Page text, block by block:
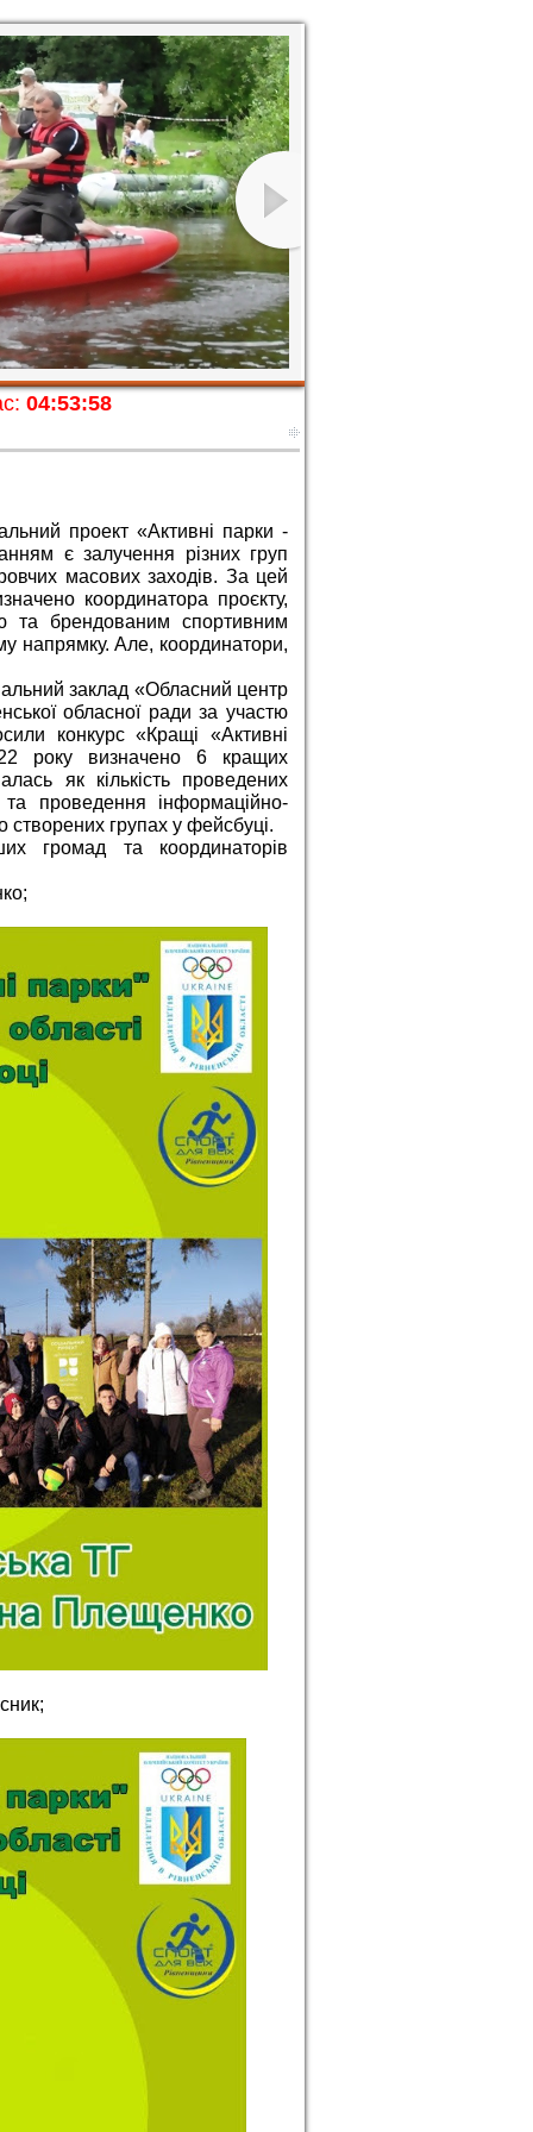
04:54:00
проект «Активні парки -
є залучення різних груп
масових заходів. За цей
координатора проєкту,
та брендованим спортивним
напрямку. Але, координатори,
заклад «Обласний центр
обласної ради за участю
конкурс «Кращі «Активні
року визначено 6 кращих
як кількість проведених
та проведення інформаційно-
створених групах у фейсбуці.
громад та координаторів